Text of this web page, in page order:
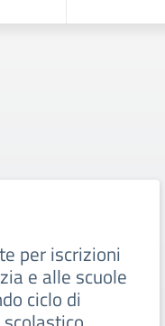
per iscrizioni
e alle scuole
ciclo di